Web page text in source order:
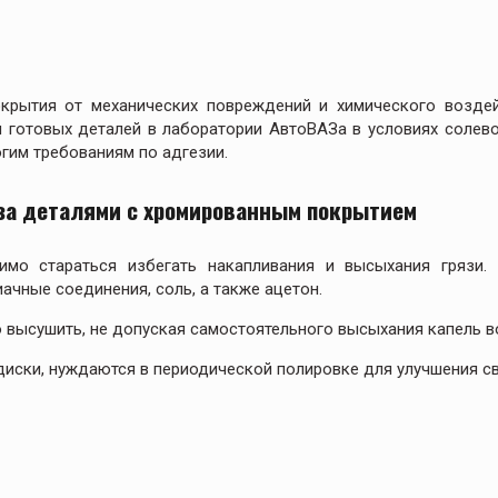
от механических повреждений и химического
деталей в лаборатории АвтоВАЗа в условиях
требованиям по адгезии.
деталями с хромированным покрытием
стараться избегать накапливания и высыхания грязи.
соединения, соль, а также ацетон.
не допуская самостоятельного высыхания капель
нуждаются в периодической полировке для улучшения